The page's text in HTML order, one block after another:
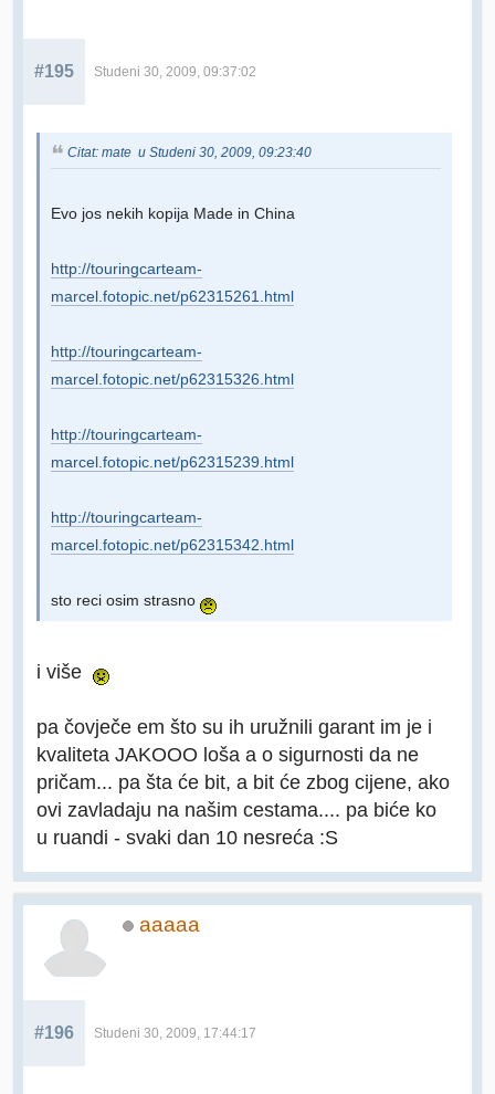
#195 Studeni 30, 2009, 09:37:02
Citat: mate u Studeni 30, 2009, 09:23:40
Evo jos nekih kopija Made in China
http://touringcarteam-
marcel.fotopic.net/p62315261.html
http://touringcarteam-
marcel.fotopic.net/p62315326.html
http://touringcarteam-
marcel.fotopic.net/p62315239.html
http://touringcarteam-
marcel.fotopic.net/p62315342.html
sto reci osim strasno
i više
pa čovječe em što su ih uružnili garant im je i
kvaliteta JAKOOO loša a o sigurnosti da ne
pričam... pa šta će bit, a bit će zbog cijene, ako
ovi zavladaju na našim cestama.... pa biće ko
u ruandi - svaki dan 10 nesreća :S
aaaaa
#196 Studeni 30, 2009, 17:44:17